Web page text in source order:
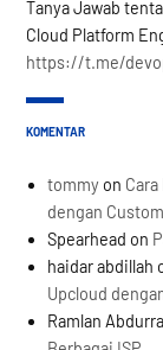
Tanya Jawab
Cloud Platform
https://t.me/
KOMENTAR
tommy on
dengan
Spearhead on
haidar abdillah
Upcloud
Ramlan